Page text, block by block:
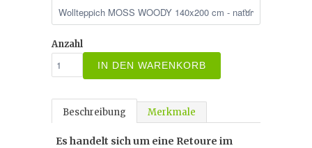
Anzahl
IN DEN WARENKORB
Beschreibung Merkmale
Es handelt sich um eine Retoure im